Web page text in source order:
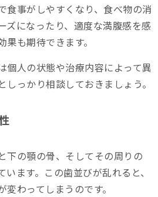
食事がしやすくなり、食べ物の消
ズになったり、適度な満腹感を感
も期待できます。
個人の状態や治療内容によって異
っかり相談しておきましょう。
下の顎の骨、そしてその周りの
ます。この歯並びが乱れると、
わってしまうのです。